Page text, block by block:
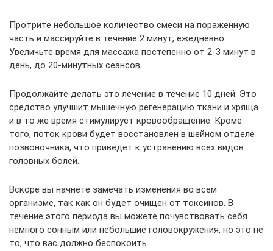
Протрите небольшое количество смеси на пораженную
часть и массируйте в течение 2 минут, ежедневно.
Увеличьте время для массажа постепенно от 2-3 минут в
день, до 20-минутных сеансов.
Продолжайте делать это лечение в течение 10 дней. Это
средство улучшит мышечную регенерацию ткани и хряща
и в то же время стимулирует кровообращение. Кроме
того, поток крови будет восстановлен в шейном отделе
позвоночника, что приведет к устранению всех видов
головных болей.
Вскоре вы начнете замечать изменения во всем
организме, так как он будет очищен от токсинов. В
течение этого периода вы можете почувствовать себя
немного сонным или небольшие головокружения, но это не
то, что вас должно беспокоить.